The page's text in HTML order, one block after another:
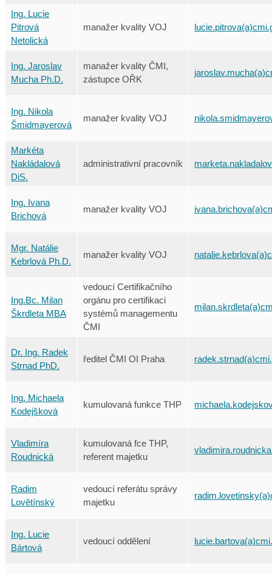
Ing. Lucie
Pitrová
Netolická
manažer kvality VOJ
Ing. Jaroslav
Mucha Ph.D.
manažer kvality ČMI,
zástupce OŘK
Ing. Nikola
Šmidmayerová
manažer kvality VOJ
Markéta
Nakládalová
DiS.
administrativní pracovník
Ing. Ivana
Brichová
manažer kvality VOJ
Mgr. Natálie
Kebrlová Ph.D.
manažer kvality VOJ
Ing.Bc. Milan
Škrdleta MBA
vedoucí Certifikačního
orgánu pro certifikaci
systémů managementu
ČMI
Dr. Ing. Radek
Strnad PhD.
ředitel ČMI OI Praha
Ing. Michaela
Kodejšková
kumulovaná funkce THP
Vladimíra
Roudnická
kumulovaná fce THP,
referent majetku
Radim
Lovětínský
vedoucí referátu správy
majetku
Ing. Lucie
Bártová
vedoucí oddělení